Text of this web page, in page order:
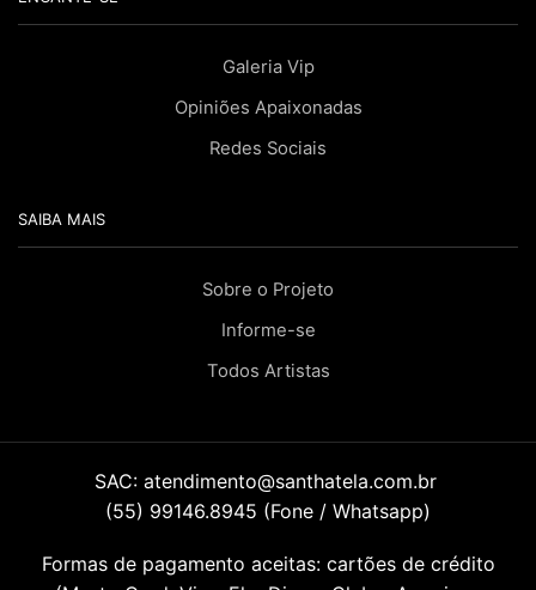
Galeria Vip
Opiniões Apaixonadas
Redes Sociais
SAIBA MAIS
Sobre o Projeto
Informe-se
Todos Artistas
SAC: atendimento@santhatela.com.br
(55) 99146.8945 (Fone / Whatsapp)
Formas de pagamento aceitas: cartões de crédito